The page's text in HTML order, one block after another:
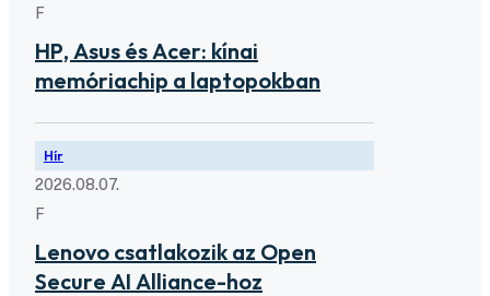
F
HP, Asus és Acer: kínai
memóriachip a laptopokban
Hír
2026.08.07.
F
Lenovo csatlakozik az Open
Secure AI Alliance-hoz